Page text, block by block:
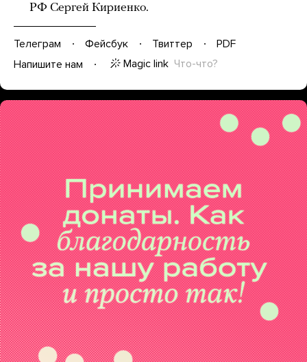
РФ Сергей Кириенко.
Телеграм Фейсбук Твиттер
PDF
Напишите нам
Magic link Что-что?